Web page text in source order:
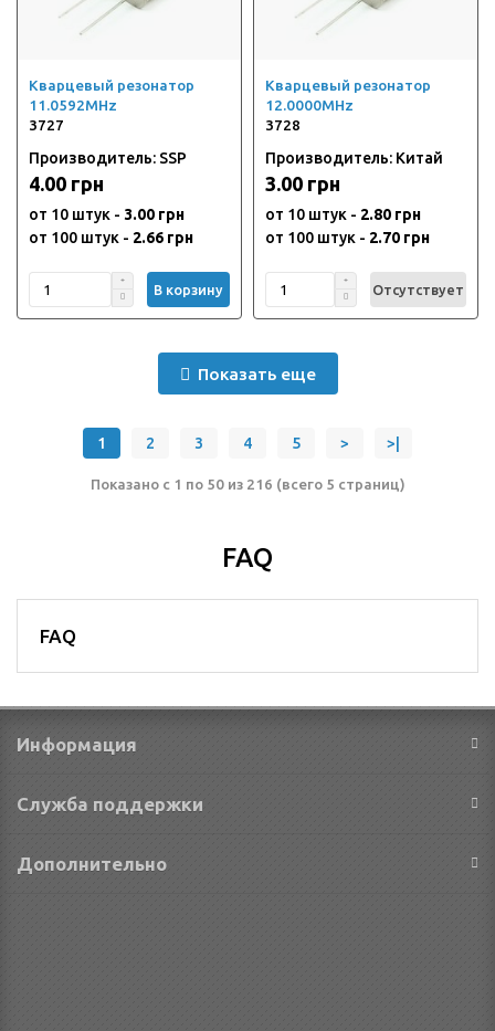
Кварцевый резонатор
11.0592MHz
3727
Производитель: SSP
4.00 грн
от 10 штук - 3.00 грн
от 100 штук - 2.66 грн
В корзину
Кварцевый резонатор
12.0000MHz
3728
Производитель: Китай
3.00 грн
от 10 штук - 2.80 грн
от 100 штук - 2.70 грн
Отсутствует
Показать еще
1 2 3 4 5 > >|
Показано с 1 по 50 из 216 (всего 5 страниц)
FAQ
FAQ
Информация
Служба поддержки
Дополнительно